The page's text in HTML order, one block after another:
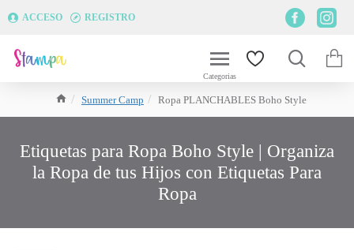
ACCESO REGISTRO
Summer Camp Ropa PLANCHABLES Boho Style
Etiquetas para Ropa Boho Style | Organiza
la Ropa de tus Hijos con Etiquetas Para
Ropa